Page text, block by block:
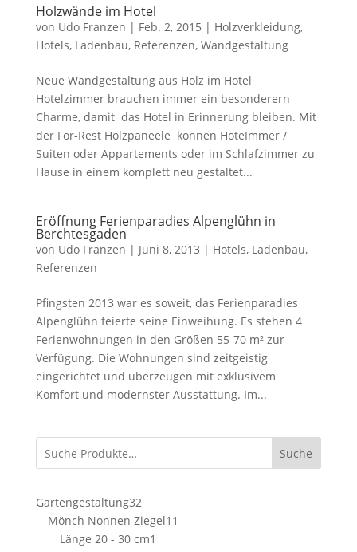
Holzwände im Hotel
von Udo Franzen | Feb. 2, 2015 | Holzverkleidung,
Hotels, Ladenbau, Referenzen, Wandgestaltung
Neue Wandgestaltung aus Holz im Hotel
Hotelzimmer brauchen immer ein besonderern
Charme, damit das Hotel in Erinnerung bleiben. Mit
der For-Rest Holzpaneele können HoteImmer /
Suiten oder Appartements oder im Schlafzimmer zu
Hause in einem komplett neu gestaltet...
Eröffnung Ferienparadies Alpenglühn in
Berchtesgaden
von Udo Franzen | Juni 8, 2013 | Hotels, Ladenbau,
Referenzen
Pfingsten 2013 war es soweit, das Ferienparadies
Alpenglühn feierte seine Einweihung. Es stehen 4
Ferienwohnungen in den Größen 55-70 m² zur
Verfügung. Die Wohnungen sind zeitgeistig
eingerichtet und überzeugen mit exklusivem
Komfort und modernster Ausstattung. Im...
Suche
Gartengestaltung3232
Produkte
Mönch Nonnen Ziegel11
Länge 20 - 30 cm1